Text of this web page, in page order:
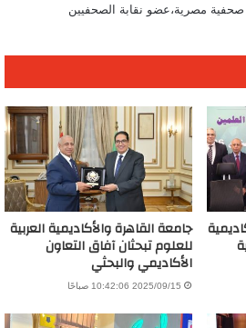
مصرية،عضو نقابة الصحفيين
جامعة القاهرة والأكاديمية العربية
للعلوم تبحثان آفاق التعاون
الأكاديمي والبحثي
2025/09/15 10:42:06 صباحًا